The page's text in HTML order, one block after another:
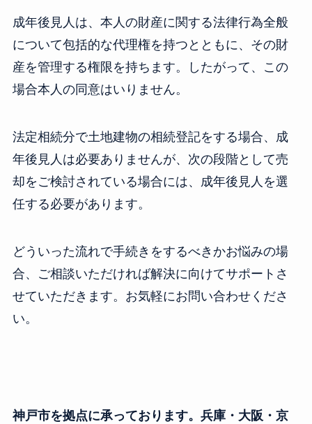
成年後見人は、本人の財産に関する法律行為全般
について包括的な代理権を持つとともに、その財
産を管理する権限を持ちます。したがって、この
場合本人の同意はいりません。
法定相続分で土地建物の相続登記をする場合、成
年後見人は必要ありませんが、次の段階として売
却をご検討されている場合には、成年後見人を選
任する必要があります。
どういった流れで手続きをするべきかお悩みの場
合、ご相談いただければ解決に向けてサポートさ
せていただきます。お気軽にお問い合わせくださ
い。
神戸市を拠点に承っております。兵庫・大阪・京